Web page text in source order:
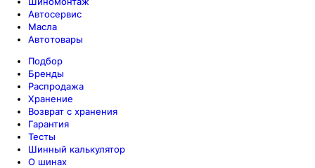
Автосервис
Масла
Автотовары
Подбор
Бренды
Распродажа
Хранение
Возврат с хранения
Гарантия
Тесты
Шинный калькулятор
О шинах